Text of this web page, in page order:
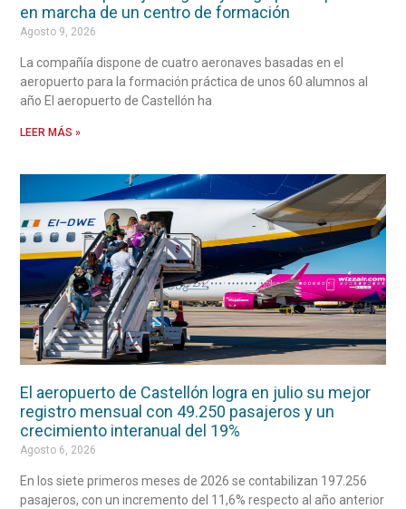
en marcha de un centro de formación
Agosto 9, 2026
La compañía dispone de cuatro aeronaves basadas en el
aeropuerto para la formación práctica de unos 60 alumnos al
año El aeropuerto de Castellón ha
LEER MÁS »
El aeropuerto de Castellón logra en julio su mejor
registro mensual con 49.250 pasajeros y un
crecimiento interanual del 19%
Agosto 6, 2026
En los siete primeros meses de 2026 se contabilizan 197.256
pasajeros, con un incremento del 11,6% respecto al año anterior